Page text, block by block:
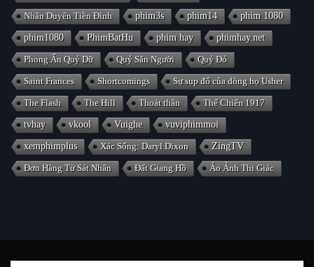
Nhân Duyên Tiền Đình phim3s phim14 phim 1080
phim1080 PhimBatHu phim hay phimhay.net
Phong Ấn Quỷ Dữ Quỷ Săn Người Quỷ Đỏ
Saint Frances Shortcomings Sự sụp đổ của dòng họ Usher
The Flash The Hill Thoát thân Thế Chiến 1917
tvhay vkool Vuighe vuviphimmoi
xemphimplus Xác Sống: Daryl Dixon ZingTV
Đơn Hàng Từ Sát Nhân Đất Giang Hồ Ảo Ảnh Thị Giác